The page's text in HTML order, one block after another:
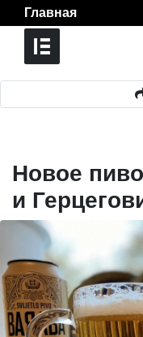
Главная
Новое
и